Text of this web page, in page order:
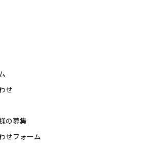
せ
の募集
せフォーム